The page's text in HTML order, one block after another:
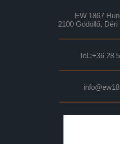
EW 1867
2100 Gödöllő,
Tel.:+36 28